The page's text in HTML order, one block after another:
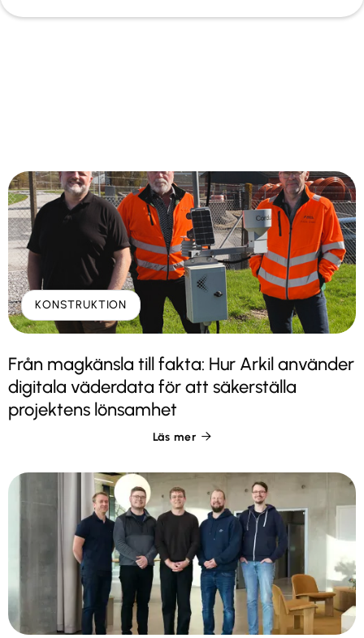
KONSTRUKTION
Från magkänsla till fakta: Hur Arkil använder
digitala väderdata för att säkerställa
projektens lönsamhet
Läs mer 